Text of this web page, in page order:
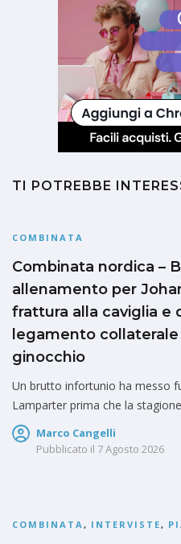
TI POTREBBE
COMBINATA
Combinata nordica –
allenamento per
frattura alla caviglia e
legamento
ginocchio
Un brutto infortunio ha messo
Lamparter prima che la
Marco Cangelli
Pubblicato il 7 Agosto 2026
COMBINATA, INTERVISTE,